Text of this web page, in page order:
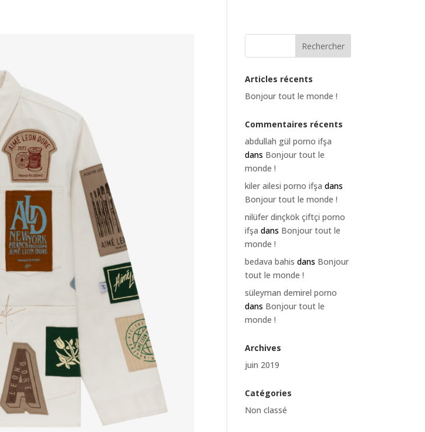
Articles récents
Bonjour tout le monde !
Commentaires récents
abdullah gül porno ifşa
dans Bonjour tout le
monde !
kiler ailesi porno ifşa dans
Bonjour tout le monde !
nilüfer dinçkök çiftçi porno
ifşa dans Bonjour tout le
monde !
bedava bahis dans Bonjour
tout le monde !
süleyman demirel porno
dans Bonjour tout le
monde !
Archives
juin 2019
Catégories
Non classé